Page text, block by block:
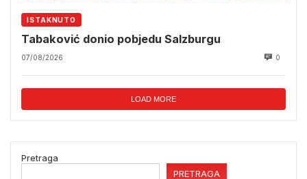
ISTAKNUTO
Tabaković donio pobjedu Salzburgu
07/08/2026 0
LOAD MORE
Pretraga
PRETRAGA